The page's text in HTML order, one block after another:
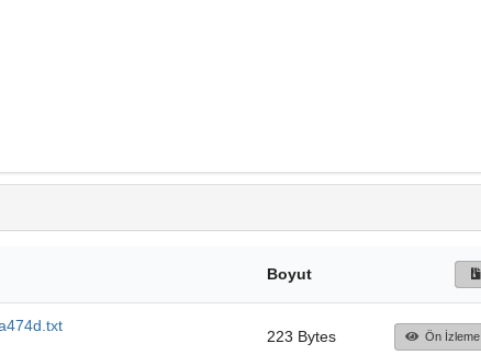
Boyut
223 Bytes Ön İzleme